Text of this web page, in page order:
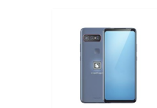
Marque:LG
75000
Définition:UHD TV
View Details →